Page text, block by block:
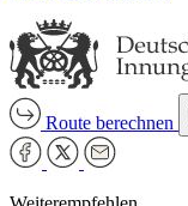
Route berechnen